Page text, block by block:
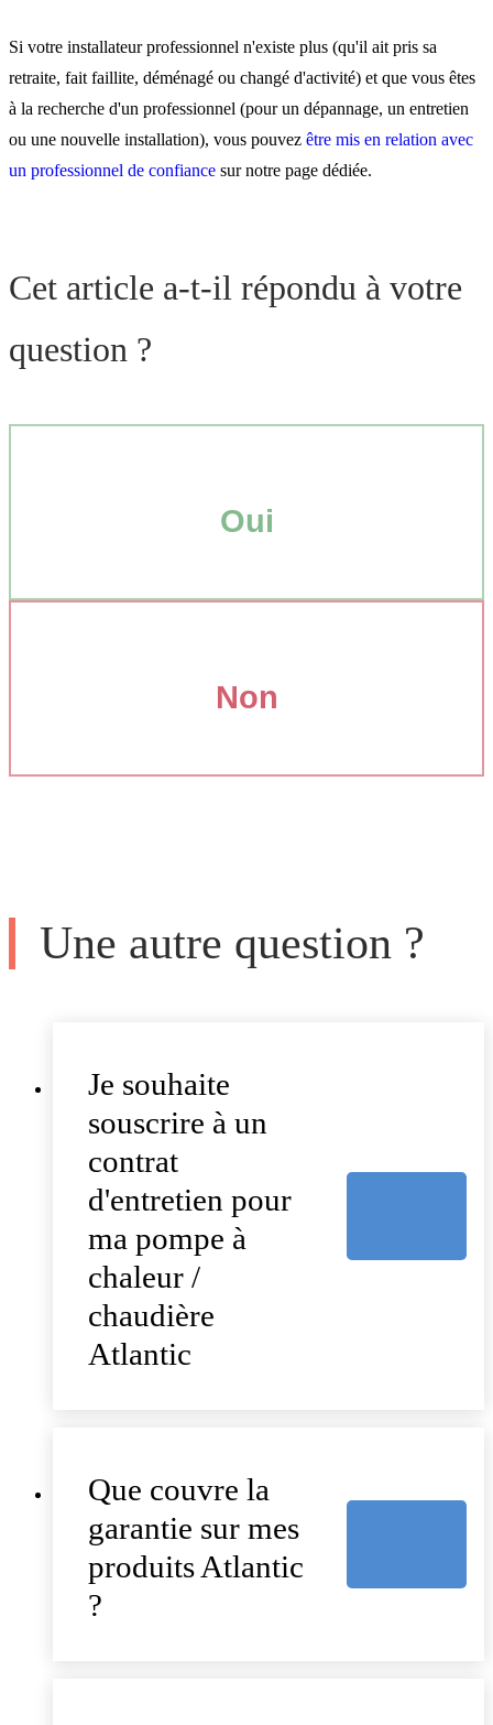
Si votre installateur professionnel n'existe plus (qu'il ait pris sa
retraite, fait faillite, déménagé ou changé d'activité) et que vous êtes
à la recherche d'un professionnel (pour un dépannage, un entretien
ou une nouvelle installation), vous pouvez être mis en relation avec
un professionnel de confiance sur notre page dédiée.
Cet article a-t-il répondu à votre
question ?
Oui
Non
Une autre question ?
Je souhaite
souscrire à un
contrat
d'entretien pour
ma pompe à
chaleur /
chaudière
Atlantic
Que couvre la
garantie sur mes
produits Atlantic
?